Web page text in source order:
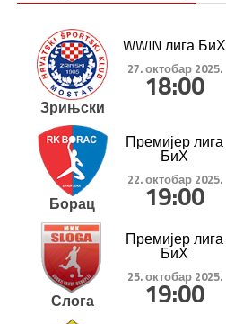
Зрињски
WWIN лига БиХ
27. октобар 2025.
18:00
Борац
Премијер лига
БиХ
22. октобар 2025.
19:00
Слога
Премијер лига
БиХ
25. октобар 2025.
19:00